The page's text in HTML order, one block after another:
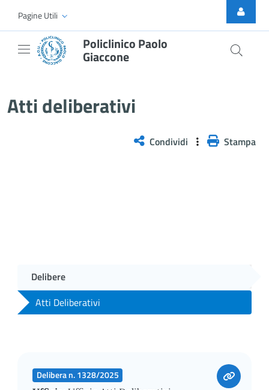
Skip to Main Content
Pagine Utili
Policlinico Paolo
Giaccone
Atti deliberativi
Condividi Stampa
Delibere
Atti Deliberativi
Delibera n. 1328/2025